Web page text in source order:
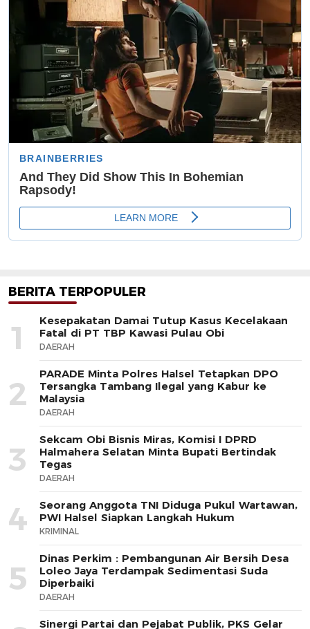
BERITA TERPOPULER
1
Kesepakatan Damai Tutup Kasus Kecelakaan
Fatal di PT TBP Kawasi Pulau Obi
DAERAH
2
PARADE Minta Polres Halsel Tetapkan DPO
Tersangka Tambang Ilegal yang Kabur ke
Malaysia
DAERAH
3
Sekcam Obi Bisnis Miras, Komisi I DPRD
Halmahera Selatan Minta Bupati Bertindak
Tegas
DAERAH
4
Seorang Anggota TNI Diduga Pukul Wartawan,
PWI Halsel Siapkan Langkah Hukum
KRIMINAL
5
Dinas Perkim : Pembangunan Air Bersih Desa
Loleo Jaya Terdampak Sedimentasi Suda
Diperbaiki
DAERAH
Sinergi Partai dan Pejabat Publik, PKS Gelar